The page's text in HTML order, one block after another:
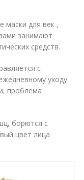
маски для век ,
занимают
средств.
с
уходу
проблема
борются с
цвет лица